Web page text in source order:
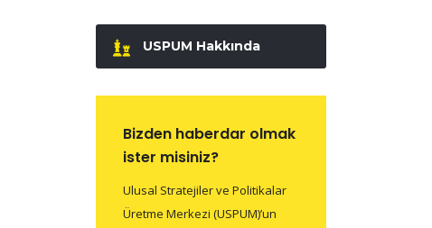
USPUM Hakkında
Bizden haberdar olmak
ister misiniz?
Ulusal Stratejiler ve Politikalar
Üretme Merkezi (USPUM)’un